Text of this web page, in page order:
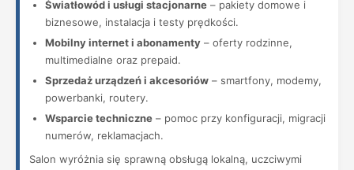
Światłowód i usługi stacjonarne – pakiety domowe i
biznesowe, instalacja i testy prędkości.
Mobilny internet i abonamenty – oferty rodzinne,
multimedialne oraz prepaid.
Sprzedaż urządzeń i akcesoriów – smartfony, modemy,
powerbanki, routery.
Wsparcie techniczne – pomoc przy konfiguracji, migracji
numerów, reklamacjach.
Salon wyróżnia się sprawną obsługą lokalną, uczciwymi